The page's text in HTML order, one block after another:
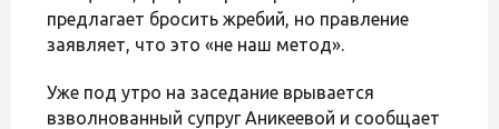
предлагает бросить жребий, но правление
заявляет, что это «не наш метод».
Уже под утро на заседание врывается
взволнованный супруг Аникеевой и сообщает